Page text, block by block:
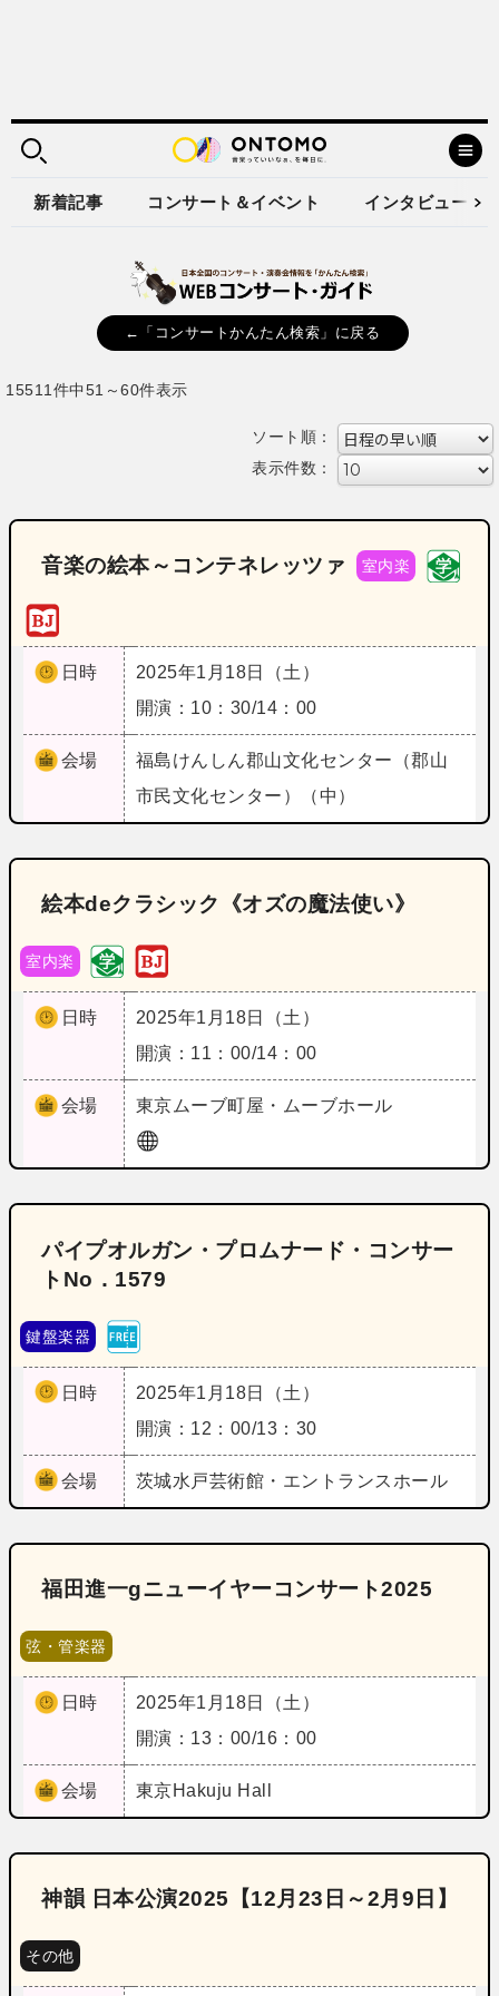
新着記事 コンサート＆イベント インタビュー
←「コンサートかんたん検索」に戻る
15511件中51～60件表示
ソート順：
表示件数：
音楽の絵本～コンテネレッツァ 室内楽
日時
2025年1月18日（土）
開演：10：30/14：00
会場 福島けんしん郡山文化センター（郡山
市民文化センター）（中）
絵本deクラシック《オズの魔法使い》
室内楽
日時
2025年1月18日（土）
開演：11：00/14：00
会場 東京 ムーブ町屋・ムーブホール
パイプオルガン・プロムナード・コンサー
トNo．1579
鍵盤楽器
日時
2025年1月18日（土）
開演：12：00/13：30
会場 茨城水戸芸術館・エントランスホール
福田進一gニューイヤーコンサート2025
弦・管楽器
日時
2025年1月18日（土）
開演：13：00/16：00
会場 東京Hakuju Hall
神韻 日本公演2025【12月23日～2月9日】
その他